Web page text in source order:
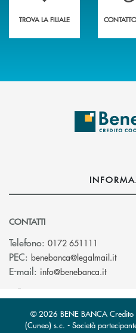
TROVA LA FILIALE
CONTATTI
Telefono: 0172 651111
PEC: benebanca@legalmail.it(si
E-mail: info@benebanca.it(si
© 2026 BENE BANCA Credito
(Cuneo) s.c. - Società